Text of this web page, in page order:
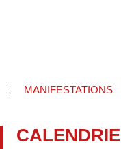
MANIFESTATIONS